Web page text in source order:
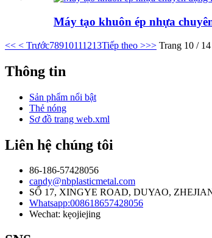
Máy tạo khuôn ép nhựa
<< < Trước78910111213Tiếp theo >>> Trang 10 / 14
Thông tin
Sản phẩm nổi bật
Thẻ nóng
Sơ đồ trang web.xml
Liên hệ chúng tôi
86-186-57428056
candy@nbplasticmetal.com
SỐ 17, XINGYE ROAD, DUYAO,
Whatsapp:008618657428056
Wechat: kẹojiejing